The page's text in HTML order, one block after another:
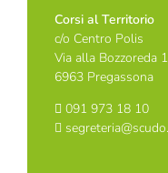
Corsi al Territorio
c/o Centro Polis
Via alla Bozzoreda
6963 Pregassona
091 973 18 10